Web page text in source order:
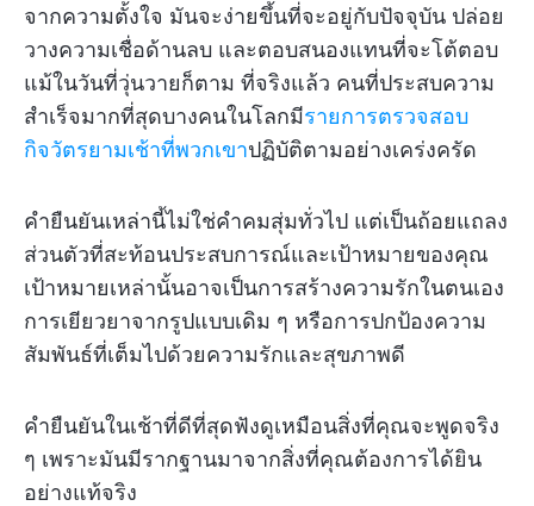
จากความตั้งใจ มันจะง่ายขึ้นที่จะอยู่กับปัจจุบัน ปล่อย
วางความเชื่อด้านลบ และตอบสนองแทนที่จะโต้ตอบ
แม้ในวันที่วุ่นวายก็ตาม ที่จริงแล้ว คนที่ประสบความ
สำเร็จมากที่สุดบางคนในโลกมีรายการตรวจสอบ
กิจวัตรยามเช้าที่พวกเขาปฏิบัติตามอย่างเคร่งครัด
คำยืนยันเหล่านี้ไม่ใช่คำคมสุ่มทั่วไป แต่เป็นถ้อยแถลง
ส่วนตัวที่สะท้อนประสบการณ์และเป้าหมายของคุณ
เป้าหมายเหล่านั้นอาจเป็นการสร้างความรักในตนเอง
การเยียวยาจากรูปแบบเดิม ๆ หรือการปกป้องความ
สัมพันธ์ที่เต็มไปด้วยความรักและสุขภาพดี
คำยืนยันในเช้าที่ดีที่สุดฟังดูเหมือนสิ่งที่คุณจะพูดจริง
ๆ เพราะมันมีรากฐานมาจากสิ่งที่คุณต้องการได้ยิน
อย่างแท้จริง